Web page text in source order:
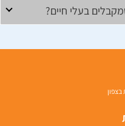
בעלי חיים?
בצפון